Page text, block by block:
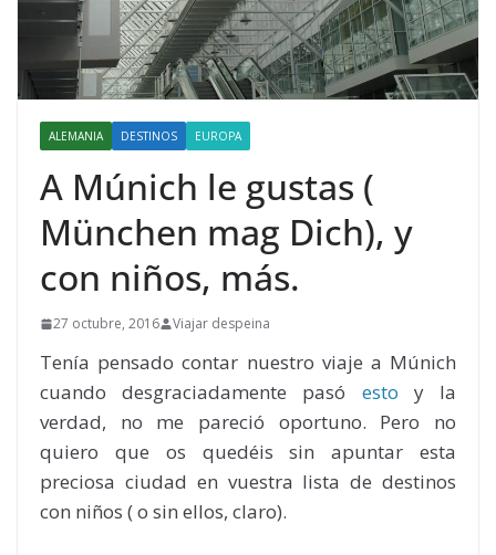
ALEMANIA DESTINOS EUROPA
A Múnich le gustas (
München mag Dich), y
con niños, más.
27 octubre, 2016 Viajar despeina
Tenía pensado contar nuestro viaje a Múnich
cuando desgraciadamente pasó esto y la
verdad, no me pareció oportuno. Pero no
quiero que os quedéis sin apuntar esta
preciosa ciudad en vuestra lista de destinos
con niños ( o sin ellos, claro).